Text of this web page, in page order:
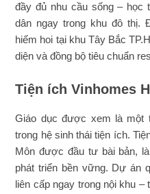
đầy đủ nhu cầu sống –
dân ngay trong khu đô thị.
hiếm hoi tại khu Tây Bắc
diện và đồng bộ tiêu chuẩn
Tiện ích Vinhomes
Giáo dục được xem là một
trong hệ sinh thái tiện ích.
Môn được đầu tư bài bản,
phát triển bền vững. Dự án
liên cấp ngay trong nội khu